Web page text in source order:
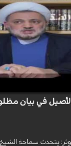
في بيان
يتحدث سماحة